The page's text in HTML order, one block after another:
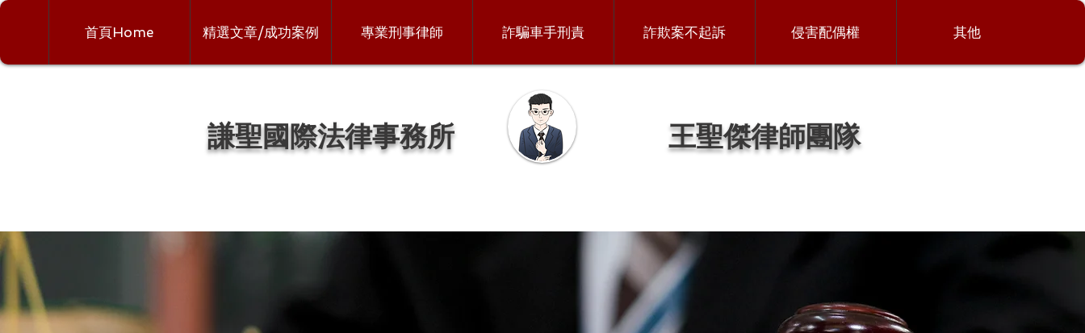
首頁Home 精選文章/成功案例 專業刑事律師 詐騙車手刑責 詐欺案不起訴 侵害配偶權 其他
謙聖國際法律事務所 王聖傑律師團隊